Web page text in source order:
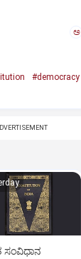
ಅ
#democracy